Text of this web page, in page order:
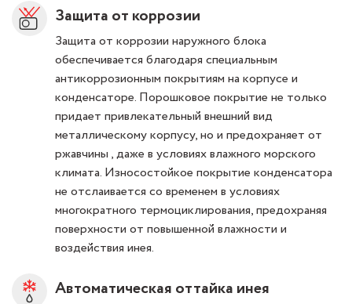
Защита от коррозии
Защита от коррозии наружного блока
обеспечивается благодаря специальным
антикоррозионным покрытиям на корпусе и
конденсаторе. Порошковое покрытие не только
придает привлекательный внешний вид
металлическому корпусу, но и предохраняет от
ржавчины , даже в условиях влажного морского
климата. Износостойкое покрытие конденсатора
не отслаивается со временем в условиях
многократного термоциклирования, предохраняя
поверхности от повышенной влажности и
воздействия инея.
Автоматическая оттайка инея